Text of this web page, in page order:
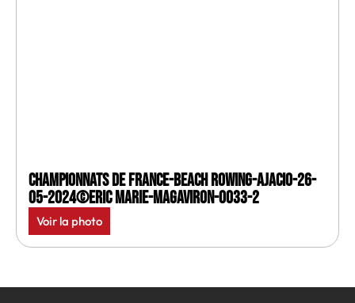
Championnats de France-Beach rowing-Ajacio-26-
05-2024©Eric Marie-MagAviron-0033-2
Voir la photo